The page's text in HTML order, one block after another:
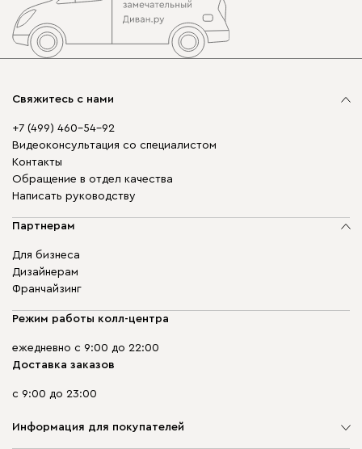
Свяжитесь с нами
+7 (499) 460-54-92
Видеоконсультация со специалистом
Контакты
Обращение в отдел качества
Написать руководству
Партнерам
Для бизнеса
Дизайнерам
Франчайзинг
Режим работы колл-центра
ежедневно с 9:00 до 22:00
Доставка заказов
с 9:00 до 23:00
Информация для покупателей